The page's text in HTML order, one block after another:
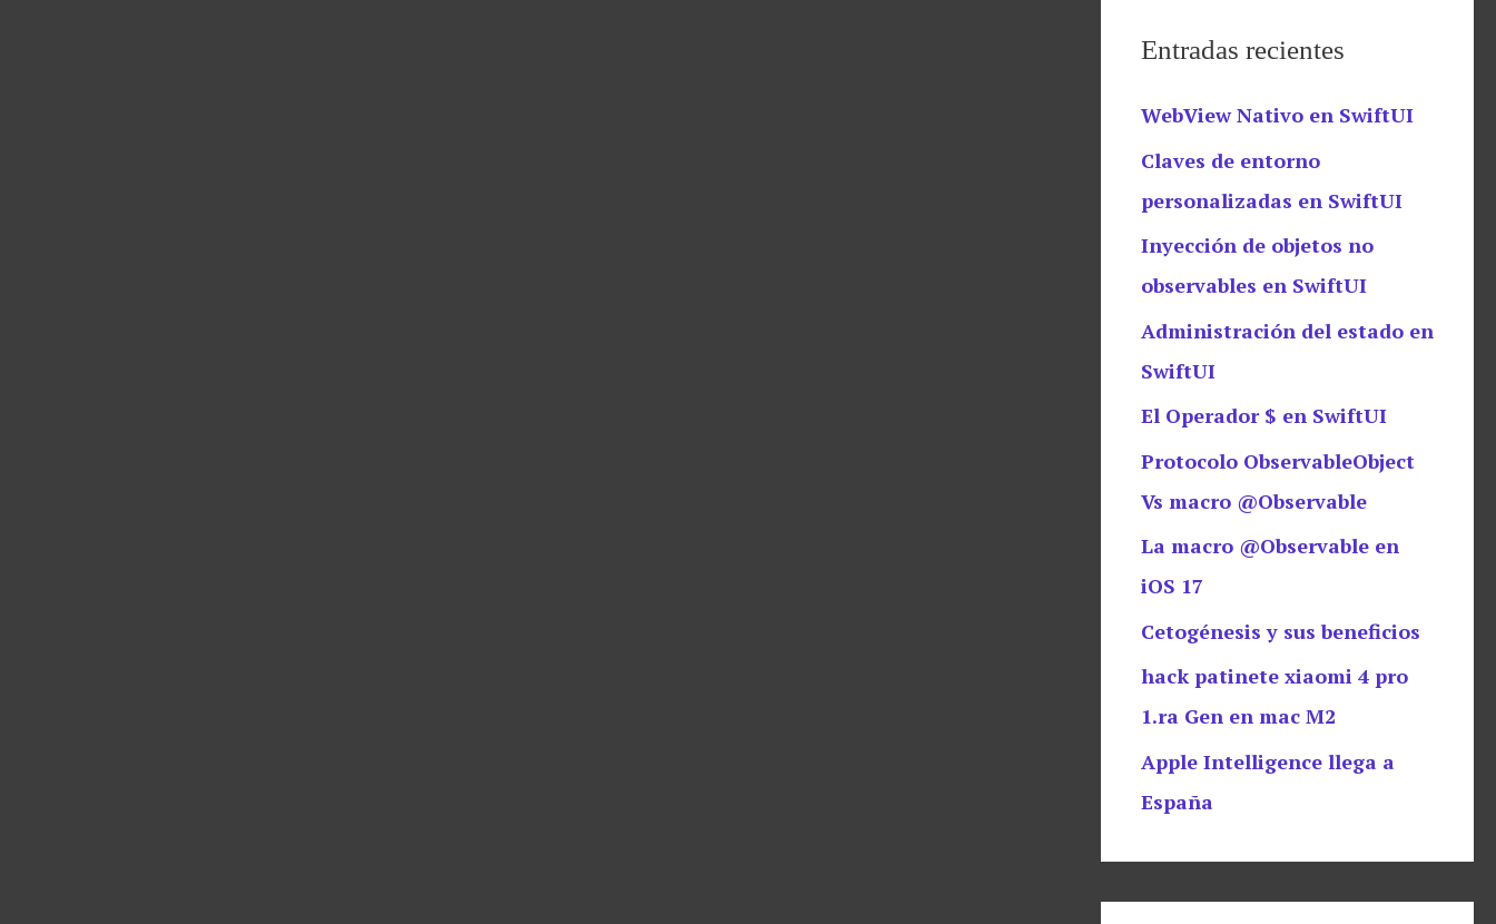
Entradas recientes
WebView Nativo en SwiftUI
Claves de entorno
personalizadas en SwiftUI
Inyección de objetos no
observables en SwiftUI
Administración del estado en
SwiftUI
El Operador $ en SwiftUI
Protocolo ObservableObject
Vs macro @Observable
La macro @Observable en
iOS 17
Cetogénesis y sus beneficios
hack patinete xiaomi 4 pro
1.ra Gen en mac M2
Apple Intelligence llega a
España